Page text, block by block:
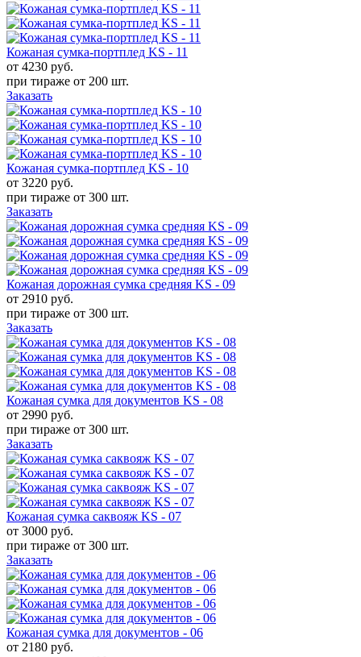
Кожаная сумка-портплед KS - 11
от 4230 руб.
при тираже от 200 шт.
Заказать
Кожаная сумка-портплед KS - 10
от 3220 руб.
при тираже от 300 шт.
Заказать
Кожаная дорожная сумка средняя KS - 09
от 2910 руб.
при тираже от 300 шт.
Заказать
Кожаная сумка для документов KS - 08
от 2990 руб.
при тираже от 300 шт.
Заказать
Кожаная сумка саквояж KS - 07
от 3000 руб.
при тираже от 300 шт.
Заказать
Кожаная сумка для документов - 06
от 2180 руб.